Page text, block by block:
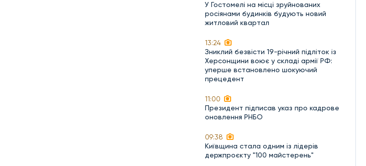
У Гостомелі на місці зруйнованих
росіянами будинків будують новий
житловий квартал
13:24
Зниклий безвісти 19-річний підліток із
Херсонщини воює у складі армії РФ:
уперше встановлено шокуючий
прецедент
11:00
Президент підписав указ про кадрове
оновлення РНБО
09:38
Київщина стала одним із лідерів
держпроєкту "100 майстерень"